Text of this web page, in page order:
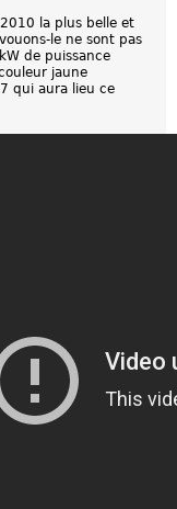
la plus belle et
le ne sont pas
de puissance
jaune
qui aura lieu ce